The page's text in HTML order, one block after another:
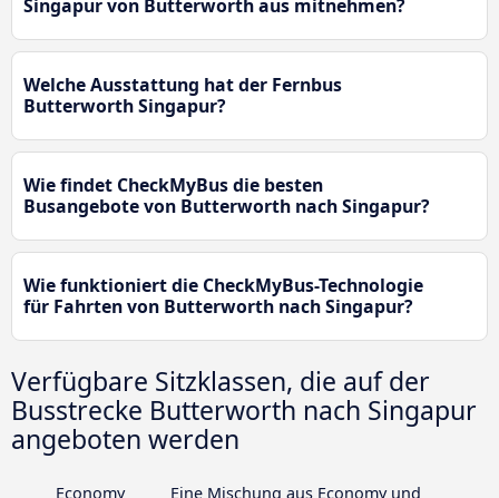
Singapur von Butterworth aus mitnehmen?
Welche Ausstattung hat der Fernbus
Butterworth Singapur?
Wie findet CheckMyBus die besten
Busangebote von Butterworth nach Singapur?
Wie funktioniert die CheckMyBus-Technologie
für Fahrten von Butterworth nach Singapur?
Verfügbare Sitzklassen, die auf der
Busstrecke Butterworth nach Singapur
angeboten werden
Economy
Eine Mischung aus Economy und